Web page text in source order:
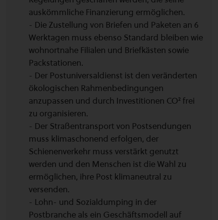
auskömmliche Finanzierung ermöglichen.
- Die Zustellung von Briefen und Paketen an 6
Werktagen muss ebenso Standard bleiben wie
wohnortnahe Filialen und Briefkästen sowie
Packstationen.
- Der Postuniversaldienst ist den veränderten
ökologischen Rahmenbedingungen
anzupassen und durch Investitionen CO² frei
zu organisieren.
- Der Straßentransport von Postsendungen
muss klimaschonend erfolgen, der
Schienenverkehr muss verstärkt genutzt
werden und den Menschen ist die Wahl zu
ermöglichen, ihre Post klimaneutral zu
versenden.
- Lohn- und Sozialdumping in der
Postbranche als ein Geschäftsmodell auf